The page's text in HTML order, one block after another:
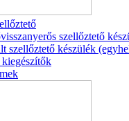
szellőztető
szellőztető készülék